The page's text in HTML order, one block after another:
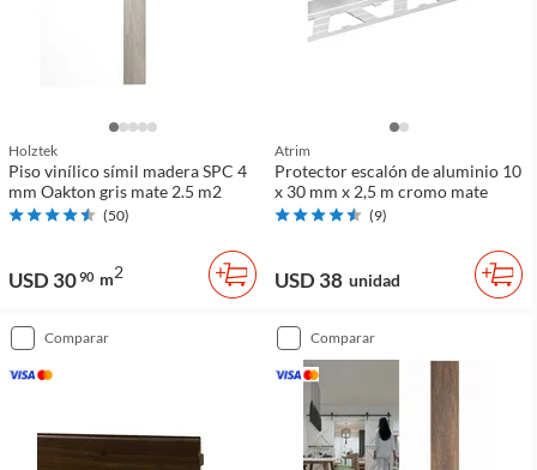
Holztek
Piso vinílico símil madera SPC 4
mm Oakton gris mate 2.5 m2
(50)
USD 3090 m2
Atrim
Protector escalón de aluminio 10
x 30 mm x 2,5 m cromo mate
(9)
USD 38 unidad
comparar comparar